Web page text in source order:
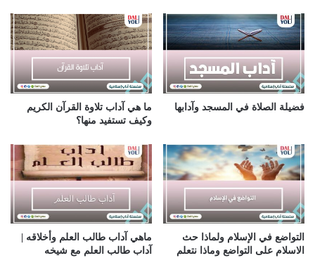
ي
فضيلة الصلاة في المسجد وآدابها
ما هي آداب تلاوة القرآن الكريم
وكيف تستفيد منها؟
التواضع في الإسلام ولماذا حث
الاسلام على التواضع وماذا نتعلم
ماهي آداب طالب العلم وأخلاقه |
آداب طالب العلم مع شيخه